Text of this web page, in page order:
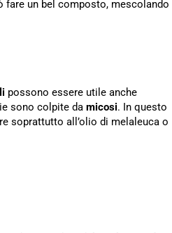
fare un bel composto, mescolando
possono essere utile anche
sono colpite da micosi. In questo
soprattutto all’olio di melaleuca o